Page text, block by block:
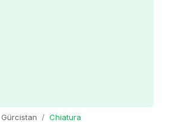
Gürcistan Chiatura